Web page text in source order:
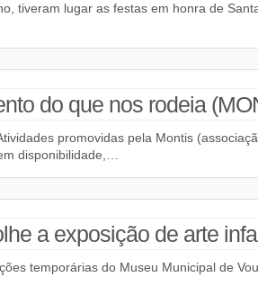
tiveram lugar as festas em honra de
do que nos rodeia
promovidas pela Montis
disponibilidade,…
a exposição de arte
temporárias do Museu Municipal de